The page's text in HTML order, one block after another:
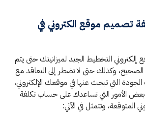
تصميم موقع الكتروني في
التخطيط الجيد لميزانيتك حتى يتم
الصحيح، وكذلك حتى لا تضطر إلى التعاقد مع
التي تبحث عنها في موقعك الإلكتروني،
الأمور التي تساعدك على حساب تكلفة
المتوقعة، وتتمثل في الآتي: